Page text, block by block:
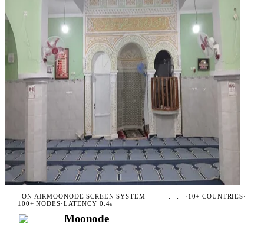
ON AIRMOONODE SCREEN SYSTEM --:--:--· 10+ COUNTRIES·
100+ NODES·LATENCY 0.4s
Moonode